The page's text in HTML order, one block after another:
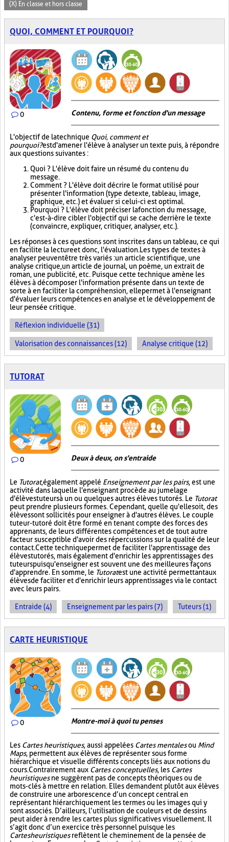
(X) En classe et hors classe
QUOI, COMMENT ET POURQUOI?
0 Contenu, forme et fonction d'un message
L'objectif de la technique Quoi, comment et
pourquoi?est d'amener l'élève à analyser un texte puis, à répondre
aux questions suivantes :
Quoi ? L'élève doit faire un résumé du contenu du
message.
Comment ? L'élève doit décrire le format utilisé pour
présenter l'information (type de texte, tableau, image,
graphique, etc.) et évaluer si celui-ci est optimal.
Pourquoi ? L'élève doit préciser la fonction du message,
c'est-à-dire cibler l'objectif qui se cache derrière le texte
(convaincre, expliquer, critiquer, analyser, etc.).
Les réponses à ces questions sont inscrites dans un tableau, ce qui
en facilite la lecture et donc, l'évaluation. Les types de textes à
analyser peuvent être très variés : un article scientifique, une
analyse critique, un article de journal, un poème, un extrait de
roman, une publicité, etc. Puisque cette technique amène les
élèves à décomposer l'information présente dans un texte de
sorte à en faciliter la compréhension, elle permet à l'enseignant
d'évaluer leurs compétences en analyse et le développement de
leur pensée critique.
Réflexion individuelle (31)
Valorisation des connaissances (12) Analyse critique (12)
TUTORAT
0 Deux à deux, on s'entraide
Le Tutorat, également appelé Enseignement par les pairs, est une
activité dans laquelle l'enseignant procède au jumelage
d'élèves tuteurs à un ou quelques autres élèves tutorés. Le Tutorat
peut prendre plusieurs formes. Cependant, quelle qu'elle soit, des
élèves sont sollicités pour enseigner à d'autres élèves. Le couple
tuteur-tutoré doit être formé en tenant compte des forces des
apprenants, de leurs différentes compétences et de tout autre
facteur susceptible d'avoir des répercussions sur la qualité de leur
contact. Cette technique permet de faciliter l'apprentissage des
élèves tutorés, mais également d'enrichir les apprentissages des
tuteurs puisqu'enseigner est souvent une des meilleures façons
d'apprendre. En somme, le Tutoratest une activité permettant aux
élèves de faciliter et d'enrichir leurs apprentissages via le contact
avec leurs pairs.
Entraide (4) Enseignement par les pairs (7) Tuteurs (1)
CARTE HEURISTIQUE
0 Montre-moi à quoi tu penses
Les Cartes heuristiques, aussi appelées Cartes mentalesou Mind
Maps, permettent aux élèves de représenter sous forme
hiérarchique et visuelle différents concepts liés aux notions du
cours. Contrairement aux Cartes conceptuelles, les Cartes
heuristiquesne suggèrent pas de concepts théoriques ou de
mots-clés à mettre en relation. Elles demandent plutôt aux élèves
de construire une arborescence d’un concept central en
représentant hiérarchiquement les termes ou les images qui y
sont associés. D’ailleurs, l’utilisation de couleurs et de dessins
peut aider à rendre les cartes plus significatives visuellement. Il
s’agit donc d’un exercice très personnel puisque les
Cartes heuristiquesreflètent le cheminement de la pensée de